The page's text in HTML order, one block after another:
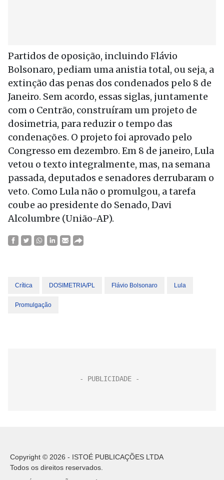
Partidos de oposição, incluindo Flávio
Bolsonaro, pediam uma anistia total, ou seja, a
extinção das penas dos condenados pelo 8 de
Janeiro. Sem acordo, essas siglas, juntamente
com o Centrão, construíram um projeto de
dosimetria, para reduzir o tempo das
condenações. O projeto foi aprovado pelo
Congresso em dezembro. Em 8 de janeiro, Lula
vetou o texto integralmente, mas, na semana
passada, deputados e senadores derrubaram o
veto. Como Lula não o promulgou, a tarefa
coube ao presidente do Senado, Davi
Alcolumbre (União-AP).
Crítica DOSIMETRIA/PL Flávio Bolsonaro Lula
Promulgação
Copyright © 2026 - ISTOÉ PUBLICAÇÕES LTDA
Todos os direitos reservados.